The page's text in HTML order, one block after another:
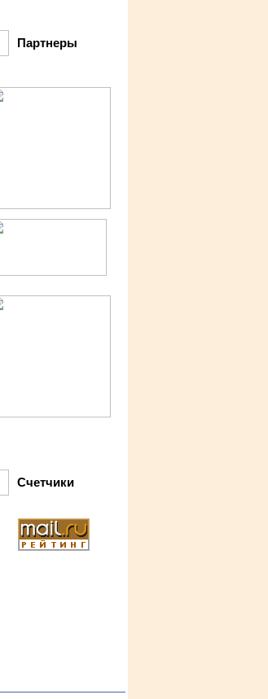
Партнеры
Счетчики